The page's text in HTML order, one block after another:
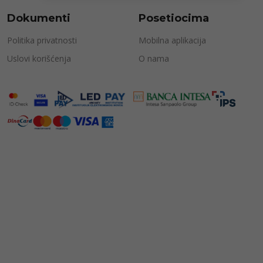
Dokumenti
Politika privatnosti
Uslovi korišćenja
Posetiocima
Mobilna aplikacija
O nama